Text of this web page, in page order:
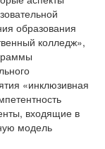
образования
колледж»,
«инклюзивная
входящие в
модель